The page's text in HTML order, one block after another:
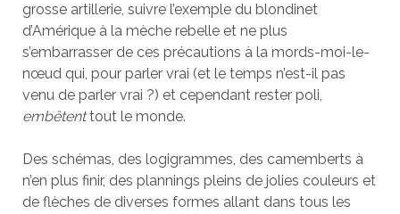
grosse artillerie, suivre l’exemple du blondinet
d’Amérique à la mèche rebelle et ne plus
s’embarrasser de ces précautions à la mords-moi-le-
nœud qui, pour parler vrai (et le temps n’est-il pas
venu de parler vrai ?) et cependant rester poli,
embêtenttout le monde.
Des schémas, des logigrammes, des camemberts à
n’en plus finir, des plannings pleins de jolies couleurs et
de flèches de diverses formes allant dans tous les